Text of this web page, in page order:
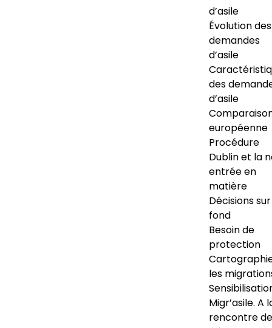
d’asile
Évolution des
demandes
d’asile
des
d’asile
européenne
Procédure
Dublin et la
entrée en
matière
Décisions
fond
Besoin de
protection
les
Migr’asile. A
rencontre